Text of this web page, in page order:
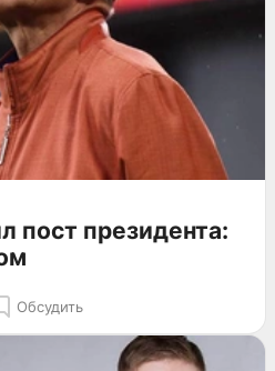
пост президента:
Обсудить